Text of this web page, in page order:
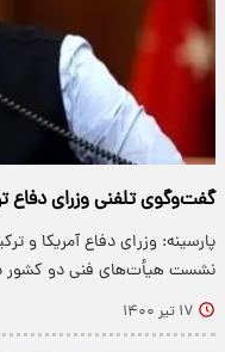
گفت‌وگوی تلفنی وزرای دفاع
پارسینه: وزرای دفاع آمریکا و
نشست هیأت‌های فنی دو کشور
۱۷ تیر ۱۴۰۰